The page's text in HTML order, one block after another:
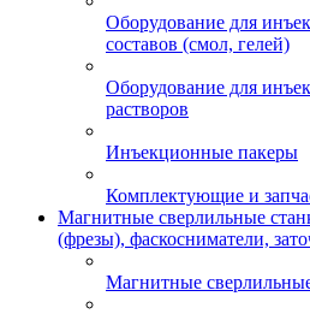
Оборудование для
составов (смол, гелей)
Оборудование для
растворов
Инъекционные пакеры
Комплектующие и
Магнитные сверлильные
(фрезы), фаскосниматели,
Магнитные